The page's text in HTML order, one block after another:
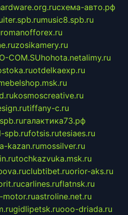
схема-авто.рф
music8.spb.ru
romanofforex.ru
zosikamery.ru
COM.SUhohota.netalimy.ru
otdelkaexp.ru
kosmoscreative.ru
tiffany-c.ru
галактика73.рф
spb.rufotsis.rutesiaes.ru
kazan.rumossilver.ru
tochkazvuka.msk.ru
clubtibet.ruorior-aks.ru
carlines.ruflatnsk.ru
motor.ruastroline.net.ru
gidlipetsk.ruooo-driada.ru